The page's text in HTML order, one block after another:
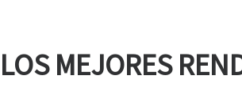
LOS MEJORES